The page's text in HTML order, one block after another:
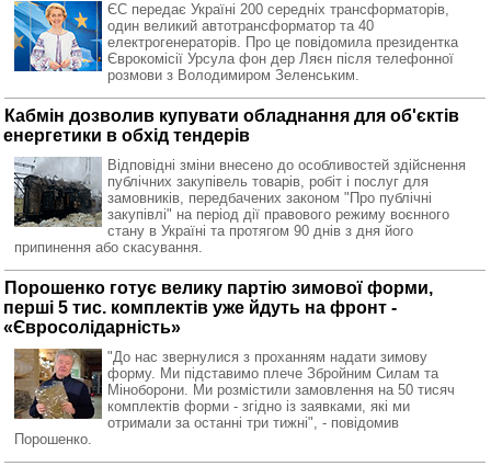
ЄС передає Україні 200 середніх трансформаторів,
один великий автотрансформатор та 40
електрогенераторів. Про це повідомила президентка
Єврокомісії Урсула фон дер Ляєн після телефонної
розмови з Володимиром Зеленським.
Кабмін дозволив купувати обладнання для об'єктів
енергетики в обхід тендерів
Відповідні зміни внесено до особливостей здійснення
публічних закупівель товарів, робіт і послуг для
замовників, передбачених законом "Про публічні
закупівлі" на період дії правового режиму воєнного
стану в Україні та протягом 90 днів з дня його
припинення або скасування.
Порошенко готує велику партію зимової форми,
перші 5 тис. комплектів уже йдуть на фронт -
«Євросолідарність»
"До нас звернулися з проханням надати зимову
форму. Ми підставимо плече Збройним Силам та
Міноборони. Ми розмістили замовлення на 50 тисяч
комплектів форми - згідно із заявками, які ми
отримали за останні три тижні", - повідомив
Порошенко.